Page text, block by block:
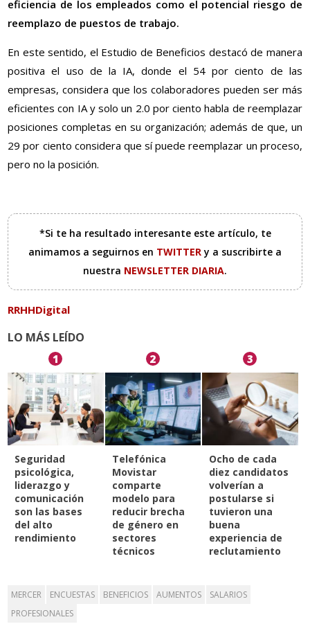
eficiencia de los empleados como el potencial riesgo de
reemplazo de puestos de trabajo.
En este sentido, el Estudio de Beneficios destacó de manera
positiva el uso de la IA, donde el 54 por ciento de las
empresas, considera que los colaboradores pueden ser más
eficientes con IA y solo un 2.0 por ciento habla de reemplazar
posiciones completas en su organización; además de que, un
29 por ciento considera que sí puede reemplazar un proceso,
pero no la posición.
*Si te ha resultado interesante este artículo, te
animamos a seguirnos en TWITTERy a suscribirte a
nuestra NEWSLETTER DIARIA.
RRHHDigital
LO MÁS LEÍDO
1
Seguridad
psicológica,
liderazgo y
comunicación
son las bases
del alto
rendimiento
2
Telefónica
Movistar
comparte
modelo para
reducir brecha
de género en
sectores
técnicos
3
Ocho de cada
diez candidatos
volverían a
postularse si
tuvieron una
buena
experiencia de
reclutamiento
MERCER ENCUESTAS BENEFICIOS AUMENTOS
SALARIOS
PROFESIONALES